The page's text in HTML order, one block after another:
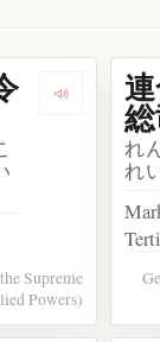
Dengarkan
Supreme
Powers)
れ
れ